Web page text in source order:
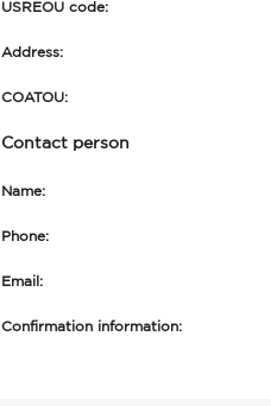
USREOU code:
Address:
COATOU:
Contact person
Name:
Phone:
Email:
Confirmation information: